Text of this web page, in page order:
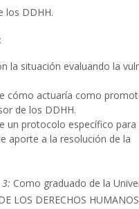
los DDHH.
la situación evaluando la
cómo actuaría como
de los DDHH.
un protocolo específico para
aporte a la resolución de la
Como graduado de la
LOS DERECHOS